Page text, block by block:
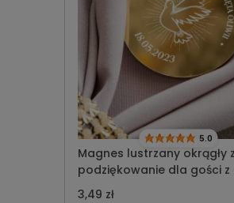
Magnes lustrzany okrągły
podziękowanie dla gości z okazji
Komunii Świętej wzór 2
5.0
3,49 zł